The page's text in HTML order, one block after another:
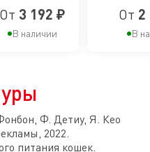
породы
Мэйн Кун
Мэйн Кун в
возрасте до 15
месяцев, мелкие
От 3 192 ₽
В наличии
От 2
В
Ф. Детиу, Я. Кео
2022.
питания кошек.